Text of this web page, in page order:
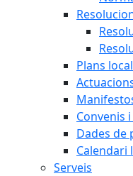
Plans
Convenis
Dades de
Calendari
Serveis